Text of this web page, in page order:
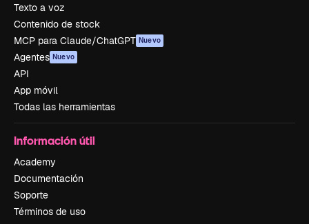
Texto a voz
Contenido de stock
MCP para Claude/ChatGPT Nuevo
Agentes Nuevo
API
App móvil
Todas las herramientas
Información útil
Academy
Documentación
Soporte
Términos de uso